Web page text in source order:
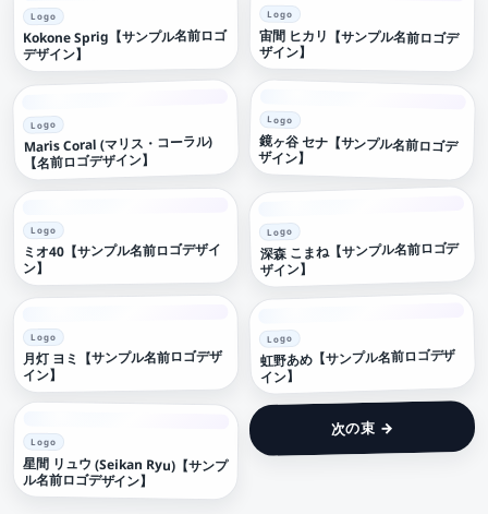
Logo
Kokone Sprig【サンプル名前ロゴ
デザイン】
Logo
宙間 ヒカリ【サンプル名前ロゴデ
ザイン】
Logo
Maris Coral (マリス・コーラル)
【名前ロゴデザイン】
Logo
鏡ヶ谷 セナ【サンプル名前ロゴデ
ザイン】
Logo
ミオ40【サンプル名前ロゴデザイ
ン】
Logo
深森 こまね【サンプル名前ロゴデ
ザイン】
Logo
月灯 ヨミ【サンプル名前ロゴデザ
イン】
Logo
虹野あめ【サンプル名前ロゴデザ
イン】
Logo
星間 リュウ (Seikan Ryu)【サンプ
ル名前ロゴデザイン】
次の束 →